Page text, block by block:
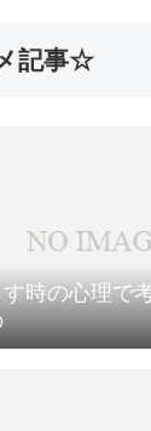
記事☆
時の心理で